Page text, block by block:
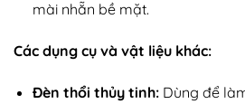
mài nhẵn bề mặt.
Các dụng cụ và vật liệu khác:
Đèn thổi thủy tinh:Dùng để